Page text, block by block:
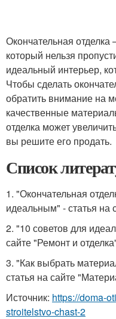
Окончательная
который нельзя
идеальный интерьер,
Чтобы сделать
обратить внимание на
качественные
отделка может
вы решите его продать.
Список
1. "Окончательная
идеальным" - статья на
2. "10 советов для
сайте "Ремонт и
3. "Как выбрать
статья на сайте
Источник: https://doma-
stroitelstvo-chast-2